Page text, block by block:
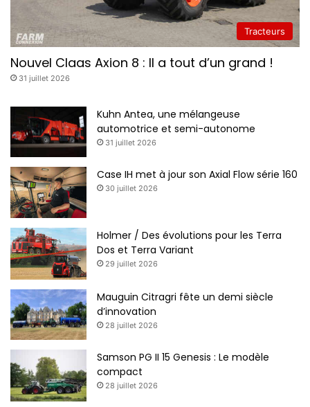
Tracteurs
Nouvel Claas Axion 8 : Il a tout d’un grand !
31 juillet 2026
Kuhn Antea, une mélangeuse
automotrice et semi-autonome
31 juillet 2026
Case IH met à jour son Axial Flow série 160
30 juillet 2026
Holmer / Des évolutions pour les Terra
Dos et Terra Variant
29 juillet 2026
Mauguin Citragri fête un demi siècle
d’innovation
28 juillet 2026
Samson PG II 15 Genesis : Le modèle
compact
28 juillet 2026